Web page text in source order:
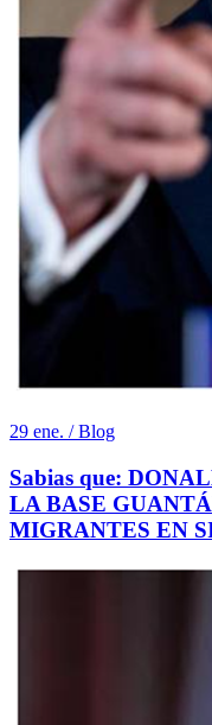
29 ene. / Blog
Sabias que:
LA BASE
MIGRANTES EN